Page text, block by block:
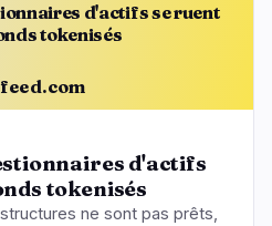
d'actifs se ruent
tokenisés
d'actifs
tokenisés
ne sont pas prêts,